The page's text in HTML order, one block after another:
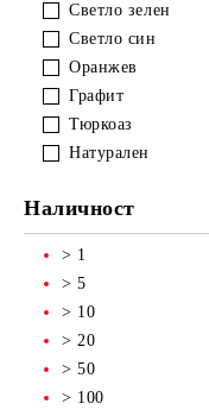
Светло зелен
Светло син
Оранжев
Графит
Тюркоаз
Натурален
Наличност
> 1
> 5
> 10
> 20
> 50
> 100